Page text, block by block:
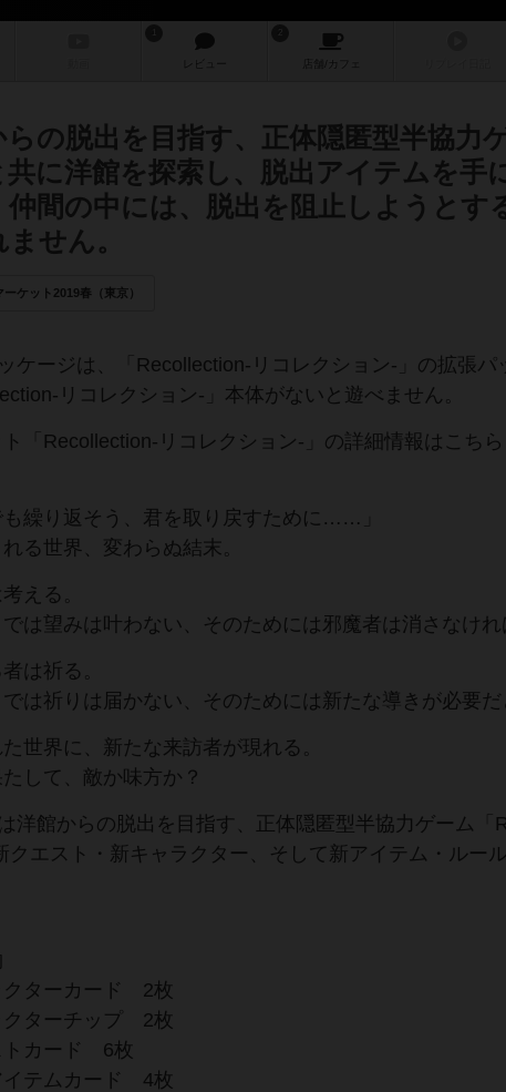
レビュー 店舗/ カフェ
らの脱出を目指す、正体隠匿型半協力
共に洋館を探索し、脱出アイテムを手
仲間の中には、脱出を阻止しようとす
せん。
ーケット2019春（東京）
ケージは、「Recollection‐リコレクション‐」の拡張パ
リコレクション‐」本体がないと遊べません。
「Recollection‐リコレクション‐」の詳細情報はこちら
も繰り返そう、君を取り戻すために……」
る世界、変わらぬ結末。
える。
は望みは叶わない、そのためには邪魔者は消さなけれ
は祈る。
は祈りは届かない、そのためには新たな導きが必要だ
世界に、新たな来訪者が現れる。
して、敵か味方か？
洋館からの脱出を目指す、正体隠匿型半協力ゲーム「
クエスト・新キャラクター、そして新アイテム・ルー
クターカード 2枚
クターチップ 2枚
トカード 6枚
イテムカード 4枚